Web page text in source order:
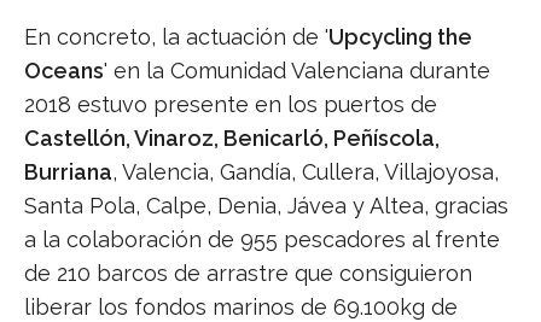
En concreto, la actuación de 'Upcycling the
Oceans' en la Comunidad Valenciana durante
2018 estuvo presente en los puertos de
Castellón, Vinaroz, Benicarló, Peñíscola,
Burriana, Valencia, Gandía, Cullera, Villajoyosa,
Santa Pola, Calpe, Denia, Jávea y Altea, gracias
a la colaboración de 955 pescadores al frente
de 210 barcos de arrastre que consiguieron
liberar los fondos marinos de 69.100kg de